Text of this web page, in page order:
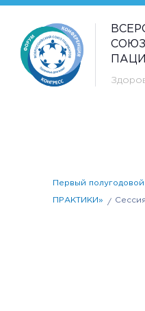
СОЮЗ
Первый
ПРАКТИКИ»